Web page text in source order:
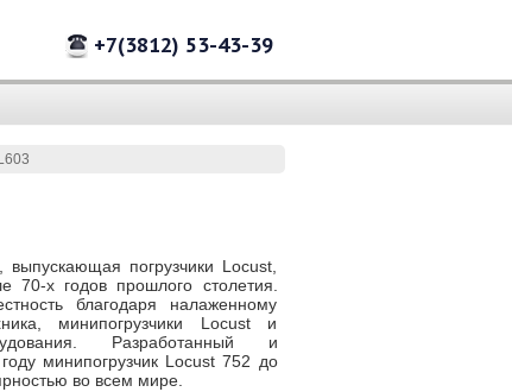
+7(3812) 53-43-39
погрузчики Locust,
70-х годов прошлого столетия.
благодаря налаженному
минипогрузчики Locust и
Разработанный и
минипогрузчик Locust 752 до
во всем мире.